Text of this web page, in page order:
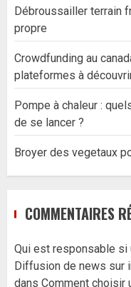
Débroussailler terrain
propre
Crowdfunding au
plateformes à
Pompe à chaleur :
de se lancer ?
Broyer des vegetaux
COMMENTAIRES
Qui est responsable si
Diffusion de news sur
dans Comment choisir